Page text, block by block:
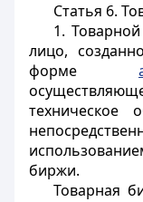
Статья 6.
1.
лицо,
форме
техническое
биржи.
Товарная